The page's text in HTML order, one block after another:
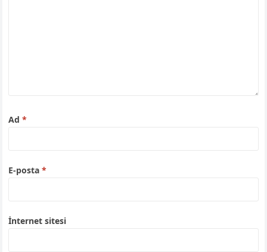
Ad*
E-posta*
İnternet sitesi